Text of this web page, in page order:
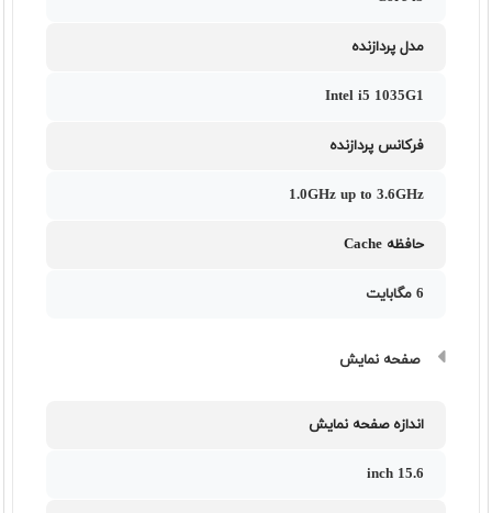
مدل پردازنده
Intel i5 1035G1
فرکانس پردازنده
1.0GHz up to 3.6GHz
حافظه Cache
6 مگابایت
صفحه نمایش
اندازه صفحه نمایش
15.6 inch